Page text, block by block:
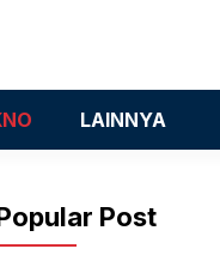
LAINNYA
Post